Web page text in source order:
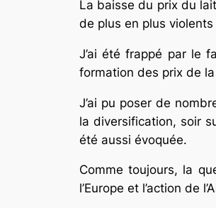
La baisse du prix du
de plus en plus
J’ai été frappé par le
formation des prix de
J’ai pu poser de
la diversification, soir
été aussi évoquée.
Comme toujours, la
l’Europe et l’action de